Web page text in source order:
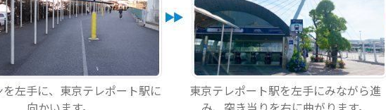
を左手に、東京テレポート駅に
東京テレポート駅を左手にみながら進